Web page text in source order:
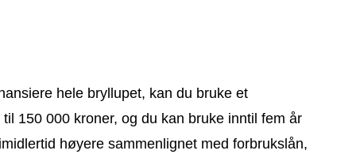
hele bryllupet, kan du bruke et
150 000 kroner, og du kan bruke inntil fem år
høyere sammenlignet med forbrukslån,